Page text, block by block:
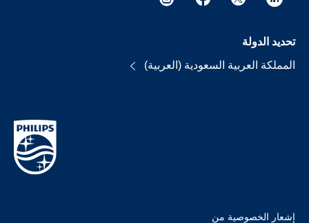
تحديد الدولة
المملكة العربية السعودية (العربية)
إشعار الخصوصية من